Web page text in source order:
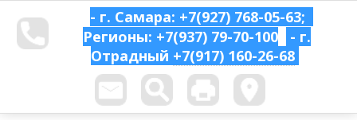
- г. Самара: +7(927) 768-05-63;
Регионы: +7(937) 79-70-100
- г.
Отрадный +7(917) 160-26-68